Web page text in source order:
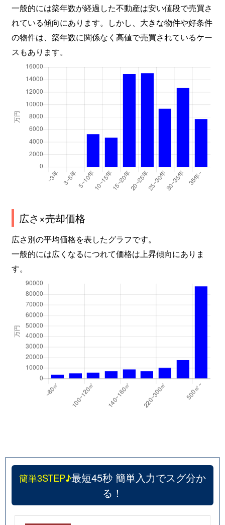
一般的には築年数が経過した不動産は安い値段で売買さ
れている傾向にあります。しかし、大きな物件や好条件
の物件は、築年数に関係なく高値で売買されているケー
スもあります。
広さ×売却価格
広さ別の平均価格を表したグラフです。
一般的には広くなるにつれて価格は上昇傾向にありま
す。
簡単3STEP♪最短45秒 簡単入力でスグ分か
る！